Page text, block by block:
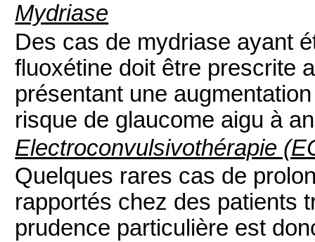
Mydriase
Des cas de mydriase ayant
fluoxétine doit être prescrite
présentant une
risque de glaucome aigu à
Electroconvulsivothérapie
Quelques rares cas de
rapportés chez des patients
prudence particulière est